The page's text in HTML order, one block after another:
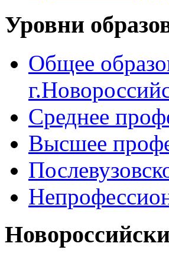
Уровни
Общее
Среднее
Высшее